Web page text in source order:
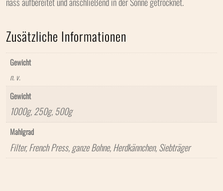
Zusätzliche Informationen
Gewicht
n. v.
Gewicht
1000g, 250g, 500g
Mahlgrad
Filter, French Press, ganze Bohne, Herdkännchen, Siebträger